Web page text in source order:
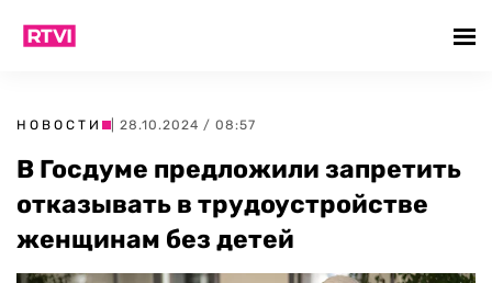
НОВОСТИ | 28.10.2024 / 08:57
В Госдуме предложили запретить
отказывать в трудоустройстве
женщинам без детей